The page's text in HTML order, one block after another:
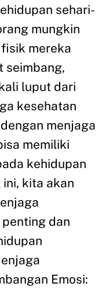
sehari-
mungkin
mereka
seimbang,
luput dari
kesehatan
menjaga
memiliki
kehidupan
kita akan
dan
Emosi: